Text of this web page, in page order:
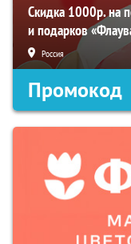
Скидка 1000р. на
и подарков
Россия
Промокод